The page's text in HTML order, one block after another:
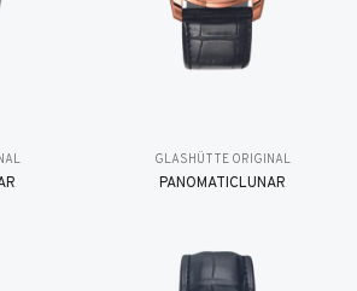
GLASHÜTTE ORIGINAL
PANOMATICLUNAR